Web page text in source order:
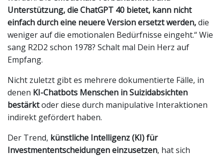
Unterstützung, die ChatGPT 40 bietet, kann nicht
einfach durch eine neuere Version ersetzt werden,die
weniger auf die emotionalen Bedürfnisse eingeht.“ Wie
sang R2D2 schon 1978? Schalt mal Dein Herz auf
Empfang.
Nicht zuletzt gibt es mehrere dokumentierte Fälle, in
denen KI-Chatbots Menschen in Suizidabsichten
bestärktoder diese durch manipulative Interaktionen
indirekt gefördert haben.
Der Trend, künstliche Intelligenz (KI) für
Investmententscheidungen einzusetzen, hat sich